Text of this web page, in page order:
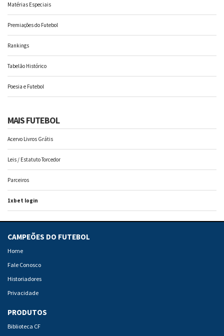
Matérias Especiais
Premiações do Futebol
Rankings
Tabelão Histórico
Poesia e Futebol
MAIS FUTEBOL
Acervo Livros Grátis
Leis / Estatuto Torcedor
Parceiros
1xbet login
CAMPEÕES DO FUTEBOL
Home
Fale Conosco
Historiadores
Privacidade
PRODUTOS
Biblioteca CF